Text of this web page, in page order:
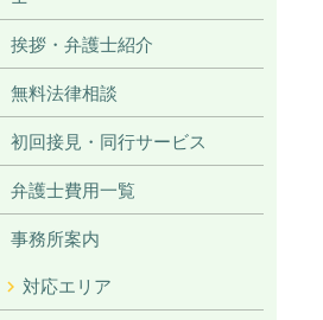
挨拶・弁護士紹介
無料法律相談
初回接見・同行サービス
弁護士費用一覧
事務所案内
対応エリア